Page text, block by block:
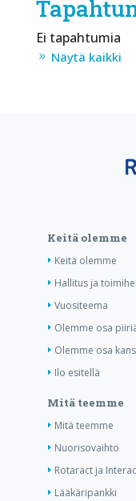
Ei tapahtumia
Näytä kaikki
Keitä olemme
Keitä olemme
Hallitus ja
Vuositeema
Olemme osa
Olemme osa
Ilo esitellä
Mitä teemme
Mitä teemme
Nuorisovaihto
Rotaract ja
Lääkäripankki